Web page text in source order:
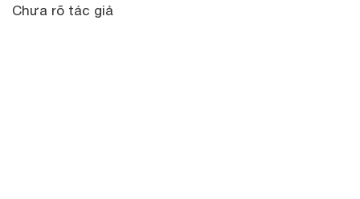
Chưa rõ tác giả